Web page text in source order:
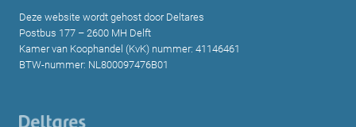
Deze website wordt gehost door Deltares
Postbus 177 – 2600 MH Delft
Kamer van Koophandel (KvK) nummer: 41146461
BTW-nummer: NL800097476B01